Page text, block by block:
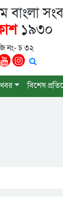
বাংলা
১৯৩০
নং- চ ৩২
বিশেষ